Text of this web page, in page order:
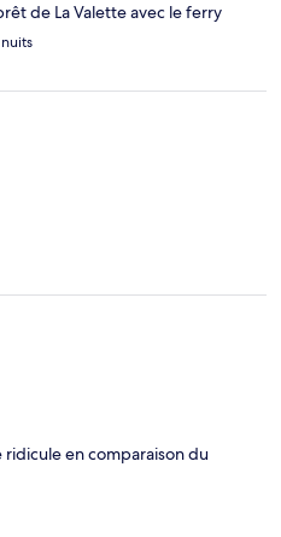
de La Valette avec le ferry
nuits
ridicule en comparaison du